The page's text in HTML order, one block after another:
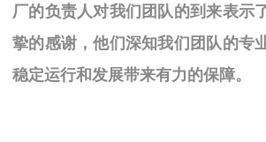
厂的负责人对我们团队的到来表示
挚的感谢，他们深知我们团队的专
稳定运行和发展带来有力的保障。